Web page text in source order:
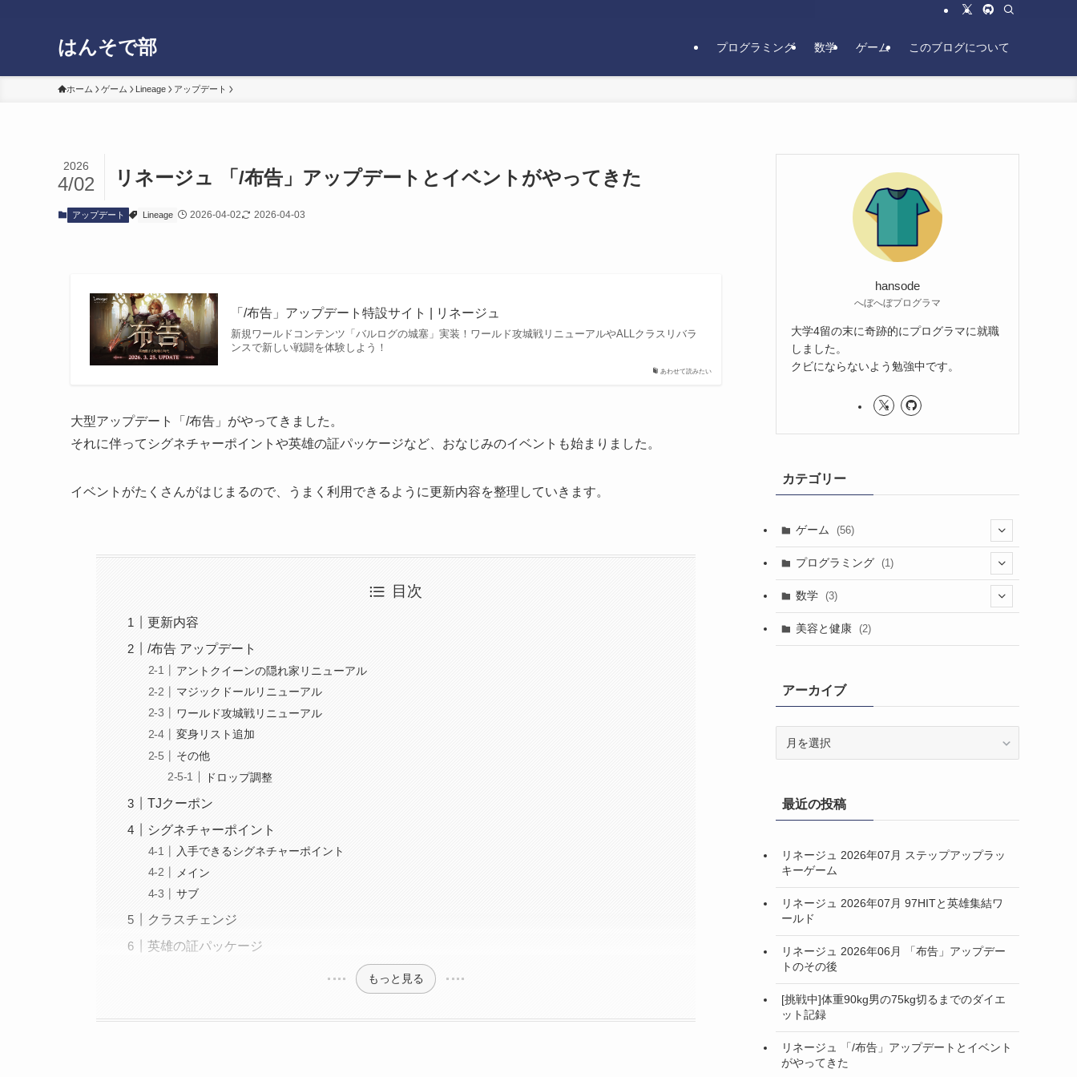
はんそで部 プログラミング 数学 ゲーム このブログについて
ホーム ゲーム Lineage アップデート
リネージュ 「/布告」アップデートとイベントがやってきた
2026
4/02
アップデート Lineage 2026-04-02 2026-04-03
あわせて読みたい
「/布告」アップデート特設サイト | リネージュ
新規ワールドコンテンツ「バルログの城塞」実装！ワールド攻城戦リニューアルやALLクラスリバラ
ンスで新しい戦闘を体験しよう！
大型アップデート「/布告」がやってきました。
それに伴ってシグネチャーポイントや英雄の証パッケージなど、おなじみのイベントも始まりました。
イベントがたくさんがはじまるので、うまく利用できるように更新内容を整理していきます。
目次
更新内容
/布告 アップデート
アントクイーンの隠れ家リニューアル
マジックドールリニューアル
ワールド攻城戦リニューアル
変身リスト追加
その他
ドロップ調整
TJクーポン
シグネチャーポイント
入手できるシグネチャーポイント
メイン
サブ
クラスチェンジ
英雄の証パッケージ
もっと見る
hansode
へぼへぼプログラマ
大学4留の末に奇跡的にプログラマに就職
しました。
クビにならないよう勉強中です。
カテゴリー
ゲーム (56)
(32)
(18)
プログラミング (1)
数学 (3)
(3)
美容と健康 (2)
アーカイブ
ブ最近の投稿
リネージュ 2026年07月 ステップアップラッ
キーゲーム
リネージュ 2026年07月 97HITと英雄集結ワ
ールド
リネージュ 2026年06月 「布告」アップデー
トのその後
[挑戦中]体重90kg男の75kg切るまでのダイエ
ット記録
リネージュ 「/布告」アップデートとイベント
がやってきた